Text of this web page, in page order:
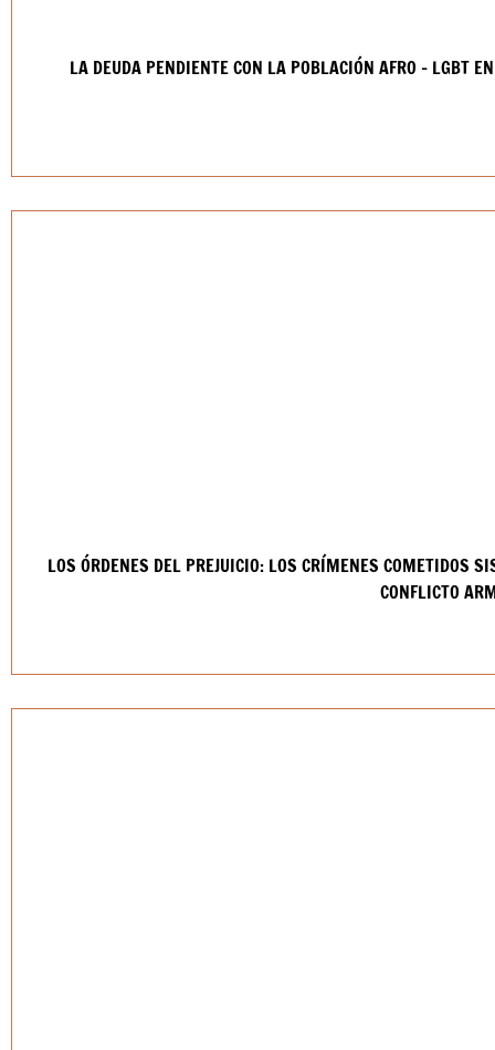
LA DEUDA PENDIENTE CON LA POBLACIÓN AFRO – LGBT
LOS ÓRDENES DEL PREJUICIO: LOS CRÍMENES COMETIDOS
CONFLICTO